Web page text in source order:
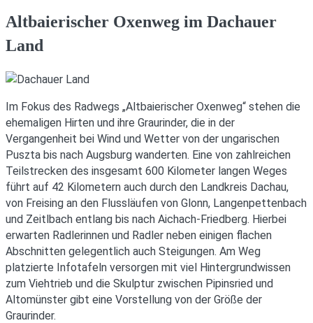
Altbaierischer Oxenweg im Dachauer
Land
Im Fokus des Radwegs „Altbaierischer Oxenweg“ stehen die
ehemaligen Hirten und ihre Graurinder, die in der
Vergangenheit bei Wind und Wetter von der ungarischen
Puszta bis nach Augsburg wanderten. Eine von zahlreichen
Teilstrecken des insgesamt 600 Kilometer langen Weges
führt auf 42 Kilometern auch durch den Landkreis Dachau,
von Freising an den Flussläufen von Glonn, Langenpettenbach
und Zeitlbach entlang bis nach Aichach-Friedberg. Hierbei
erwarten Radlerinnen und Radler neben einigen flachen
Abschnitten gelegentlich auch Steigungen. Am Weg
platzierte Infotafeln versorgen mit viel Hintergrundwissen
zum Viehtrieb und die Skulptur zwischen Pipinsried und
Altomünster gibt eine Vorstellung von der Größe der
Graurinder.